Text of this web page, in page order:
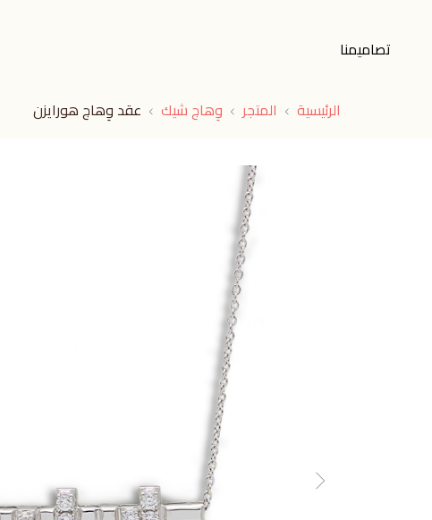
تصاميمنا
الرئيسية المتجر وِهاج شيك عقد وِهاج هورايزن